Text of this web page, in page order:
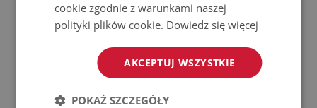
antypoślizgową są bezpieczne i stabilne na różnego rodzaju
podłożach, takich jak drewno czy płytki. Spodnią stronę
pokryto silikonem, aby zapobiec przesuwaniu się, co
zwiększa komfort użytkowania. Przed rozłożeniem upewnij
się, że powierzchnia jest gładka, czysta i sucha.
cookie zgodnie z warunkami naszej
polityki plików cookie. Dowiedz się więcej
AKCEPTUJ WSZYSTKIE
POKAŻ SZCZEGÓŁY